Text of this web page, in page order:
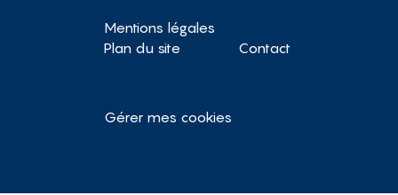
Mentions légales
Plan du site
Contact
Gérer mes cookies